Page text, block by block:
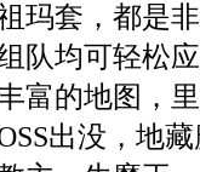
玛套，都是
队均可轻松
富的地图，
出没，地